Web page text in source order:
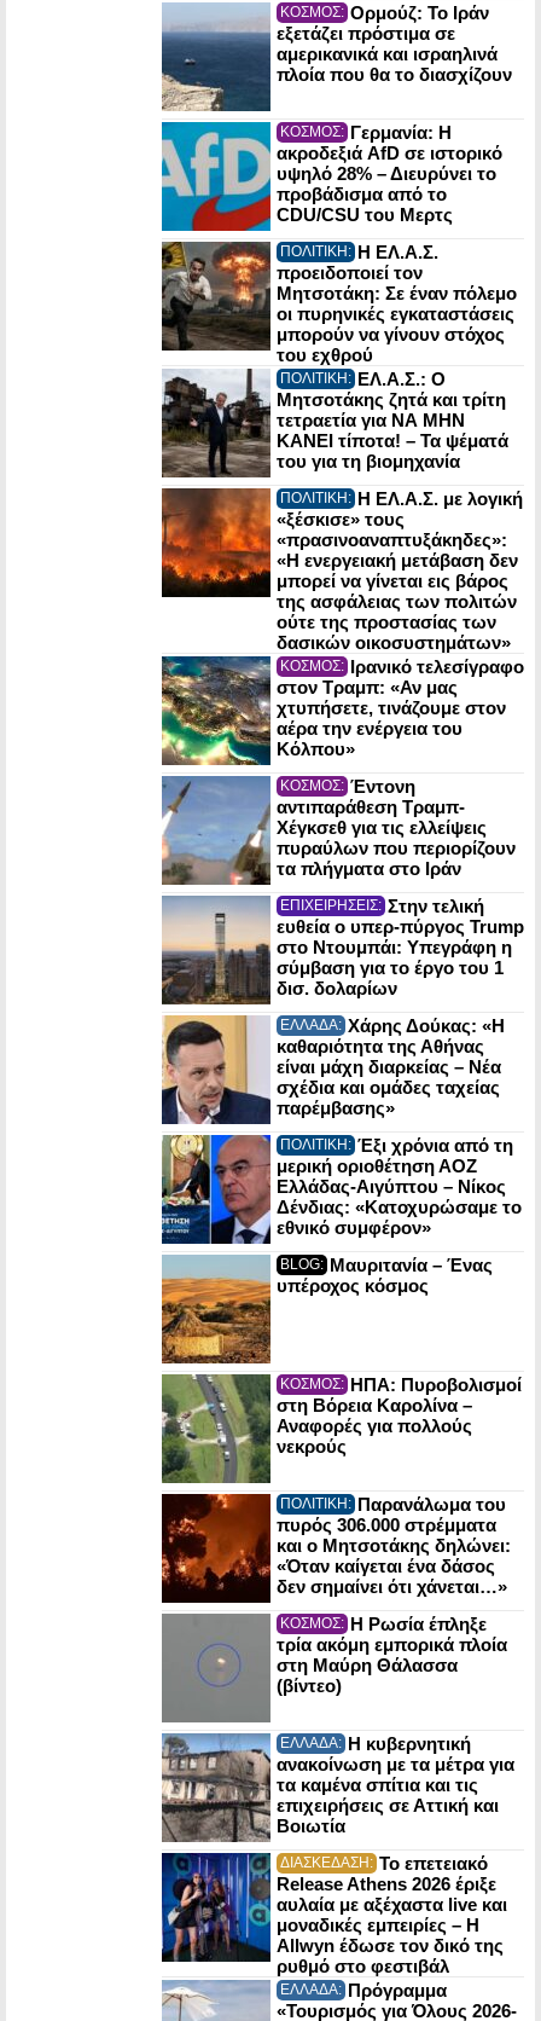
ΚΟΣΜΟΣ: Ορμούζ: Το Ιράν
εξετάζει πρόστιμα σε
αμερικανικά και ισραηλινά
πλοία που θα το διασχίζουν
ΚΟΣΜΟΣ: Γερμανία: Η
ακροδεξιά AfD σε ιστορικό
υψηλό 28% – Διευρύνει το
προβάδισμα από το
CDU/CSU του Μερτς
ΠΟΛΙΤΙΚΗ: Η ΕΛ.Α.Σ.
προειδοποιεί τον
Μητσοτάκη: Σε έναν πόλεμο
οι πυρηνικές εγκαταστάσεις
μπορούν να γίνουν στόχος
του εχθρού
ΠΟΛΙΤΙΚΗ: ΕΛ.Α.Σ.: Ο
Μητσοτάκης ζητά και τρίτη
τετραετία για ΝΑ ΜΗΝ
ΚΑΝΕΙ τίποτα! – Τα ψέματά
του για τη βιομηχανία
ΠΟΛΙΤΙΚΗ: Η ΕΛ.Α.Σ. με λογική
«ξέσκισε» τους
«πρασινοαναπτυξάκηδες»:
«Η ενεργειακή μετάβαση δεν
μπορεί να γίνεται εις βάρος
της ασφάλειας των πολιτών
ούτε της προστασίας των
δασικών οικοσυστημάτων»
ΚΟΣΜΟΣ: Ιρανικό τελεσίγραφο
στον Τραμπ: «Αν μας
χτυπήσετε, τινάζουμε στον
αέρα την ενέργεια του
Κόλπου»
ΚΟΣΜΟΣ: Έντονη
αντιπαράθεση Τραμπ-
Χέγκσεθ για τις ελλείψεις
πυραύλων που περιορίζουν
τα πλήγματα στο Ιράν
ΕΠΙΧΕΙΡΗΣΕΙΣ: Στην τελική
ευθεία ο υπερ-πύργος Trump
στο Ντουμπάι: Υπεγράφη η
σύμβαση για το έργο του 1
δισ. δολαρίων
ΕΛΛΑΔΑ: Χάρης Δούκας: «Η
καθαριότητα της Αθήνας
είναι μάχη διαρκείας – Νέα
σχέδια και ομάδες ταχείας
παρέμβασης»
ΠΟΛΙΤΙΚΗ: Έξι χρόνια από τη
μερική οριοθέτηση ΑΟΖ
Ελλάδας-Αιγύπτου – Νίκος
Δένδιας: «Κατοχυρώσαμε το
εθνικό συμφέρον»
BLOG: Μαυριτανία – Ένας
υπέροχος κόσμος
ΚΟΣΜΟΣ: ΗΠΑ: Πυροβολισμοί
στη Βόρεια Καρολίνα –
Αναφορές για πολλούς
νεκρούς
ΠΟΛΙΤΙΚΗ: Παρανάλωμα του
πυρός 306.000 στρέμματα
και ο Μητσοτάκης δηλώνει:
«Όταν καίγεται ένα δάσος
δεν σημαίνει ότι χάνεται…»
ΚΟΣΜΟΣ: Η Ρωσία έπληξε
τρία ακόμη εμπορικά πλοία
στη Μαύρη Θάλασσα
(βίντεο)
ΕΛΛΑΔΑ: Η κυβερνητική
ανακοίνωση με τα μέτρα για
τα καμένα σπίτια και τις
επιχειρήσεις σε Αττική και
Βοιωτία
ΔΙΑΣΚΕΔΑΣΗ: Το επετειακό
Release Athens 2026 έριξε
αυλαία με αξέχαστα live και
μοναδικές εμπειρίες – Η
Allwyn έδωσε τον δικό της
ρυθμό στο φεστιβάλ
ΕΛΛΑΔΑ: Πρόγραμμα
«Τουρισμός για Όλους 2026-